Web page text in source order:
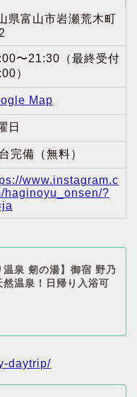
県富山市岩瀬荒木町
〜21:30（最終受付
）
Map
日
完備（無料）
www.instagram.c
haginoyu_onsen/?
温泉 剱の湯】御宿 野乃
然温泉！日帰り入浴可
daytrip/